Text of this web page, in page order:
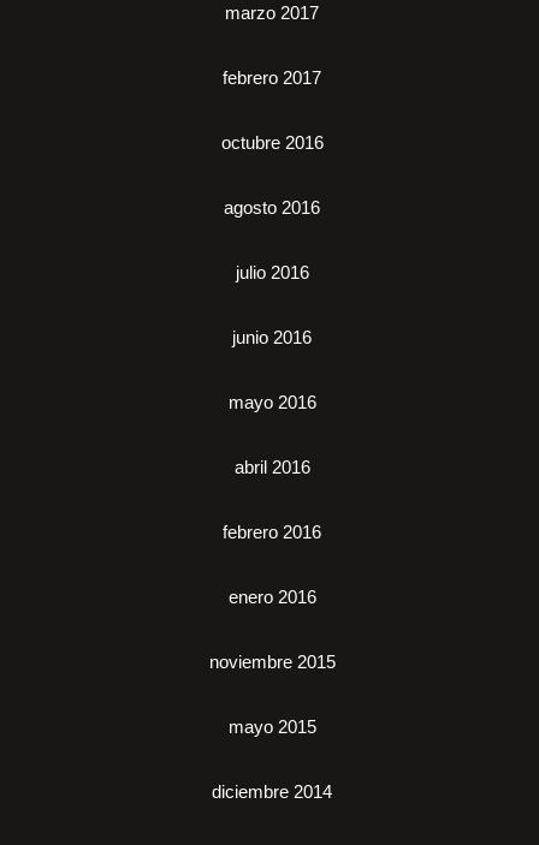
marzo 2017
febrero 2017
octubre 2016
agosto 2016
julio 2016
junio 2016
mayo 2016
abril 2016
febrero 2016
enero 2016
noviembre 2015
mayo 2015
diciembre 2014